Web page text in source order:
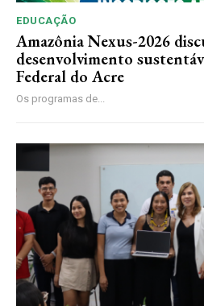
EDUCAÇÃO
Amazônia Nexus-2026
desenvolvimento
Federal do Acre
Os programas de...